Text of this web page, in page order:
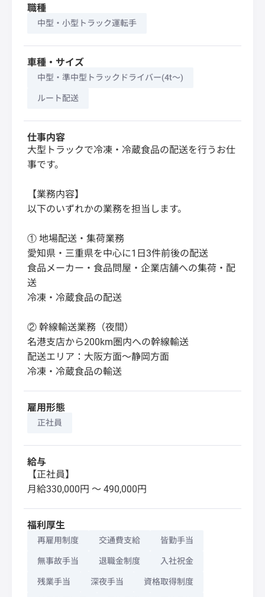
職種
中型・小型トラック運転手
車種・サイズ
中型・準中型トラックドライバー(4t～)
ルート配送
仕事内容
大型トラックで冷凍・冷蔵食品の配送を行うお仕
事です。
【業務内容】
以下のいずれかの業務を担当します。
① 地場配送・集荷業務
愛知県・三重県を中心に1日3件前後の配送
食品メーカー・食品問屋・企業店舗への集荷・配
送
冷凍・冷蔵食品の配送
② 幹線輸送業務（夜間）
名港支店から200km圏内への幹線輸送
配送エリア：大阪方面～静岡方面
冷凍・冷蔵食品の輸送
雇用形態
正社員
給与
【正社員】
月給330,000円 〜 490,000円
福利厚生
再雇用制度 交通費支給 皆勤手当
無事故手当 退職金制度 入社祝金
残業手当 深夜手当 資格取得制度